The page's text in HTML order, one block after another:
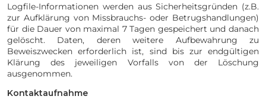
Logfile-Informationen werden aus Sicherheitsgründen (z.B.
zur Aufklärung von Missbrauchs- oder Betrugshandlungen)
für die Dauer von maximal 7 Tagen gespeichert und danach
gelöscht. Daten, deren weitere Aufbewahrung zu
Beweiszwecken erforderlich ist, sind bis zur endgültigen
Klärung des jeweiligen Vorfalls von der Löschung
ausgenommen.
Kontaktaufnahme